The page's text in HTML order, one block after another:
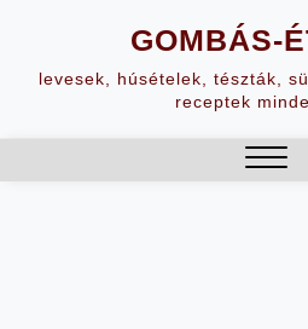
content
GOMBÁS-
levesek, húsételek, tészták,
receptek